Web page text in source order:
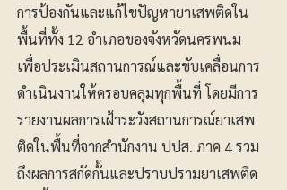
การป้องกันและแก้ไขปัญหายาเสพติดใน
พื้นที่ทั้ง 12 อำเภอของจังหวัดนครพนม
เพื่อประเมินสถานการณ์และขับเคลื่อนการ
ดำเนินงานให้ครอบคลุมทุกพื้นที่ โดยมีการ
รายงานผลการเฝ้าระวังสถานการณ์ยาเสพ
ติดในพื้นที่จากสำนักงาน ปปส. ภาค 4 รวม
ถึงผลการสกัดกั้นและปราบปรามยาเสพติด